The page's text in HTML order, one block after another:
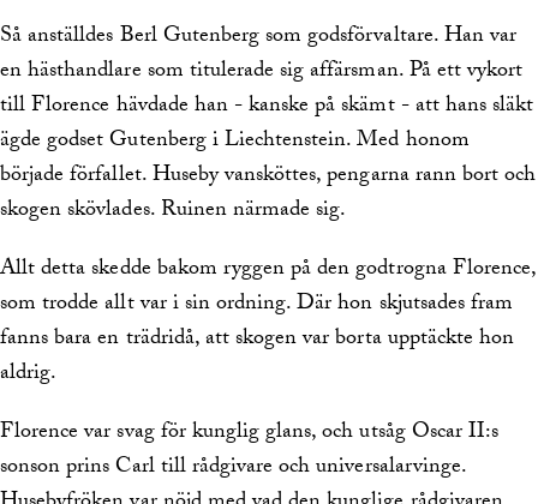
Så anställdes Berl Gutenberg som godsförvaltare. Han var
en hästhandlare som titulerade sig affärsman. På ett vykort
till Florence hävdade han - kanske på skämt - att hans släkt
ägde godset Gutenberg i Liechtenstein. Med honom
började förfallet. Huseby vansköttes, pengarna rann bort och
skogen skövlades. Ruinen närmade sig.
Allt detta skedde bakom ryggen på den godtrogna Florence,
som trodde allt var i sin ordning. Där hon skjutsades fram
fanns bara en trädridå, att skogen var borta upptäckte hon
aldrig.
Florence var svag för kunglig glans, och utsåg Oscar II:s
sonson prins Carl till rådgivare och universalarvinge.